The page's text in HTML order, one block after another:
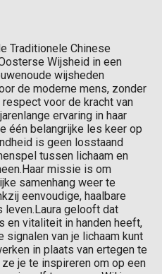
Traditionele Chinese
Wijsheid in een
wijsheden
de moderne mens, zonder
voor de kracht van
ervaring in haar
één belangrijke les keer op
is geen losstaand
tussen lichaam en
missie is om
samenhang weer te
eenvoudige, haalbare
leven.Laura gelooft dat
en vitaliteit in handen heeft,
signalen van je lichaam kunt
in plaats van ertegen te
je te inspireren om op een